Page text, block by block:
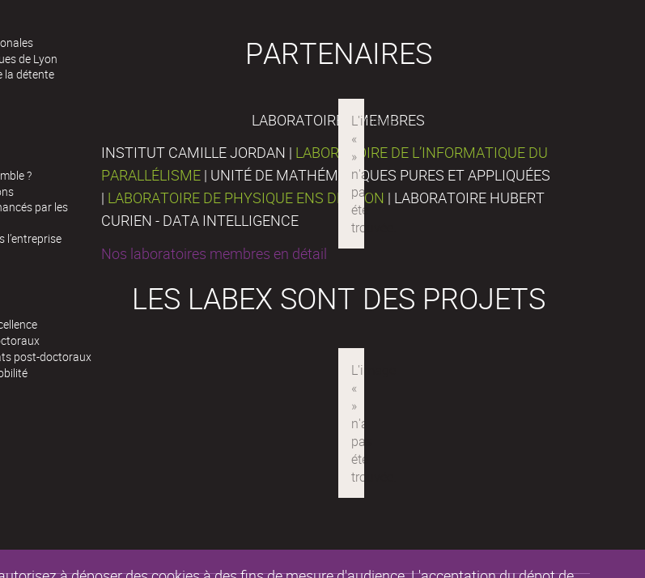
de Lyon
la détente
?
par les
l’entreprise
post-doctoraux
PARTENAIRES
LABORATOIRES MEMBRES
INSTITUT CAMILLE JORDAN | LABORATOIRE DE L’INFORMATIQUE DU
PARALLÉLISME | UNITÉ DE MATHÉMATIQUES PURES ET APPLIQUÉES
| LABORATOIRE DE PHYSIQUE ENS DE LYON | LABORATOIRE HUBERT
CURIEN - DATA INTELLIGENCE
Nos laboratoires membres en détail
LES LABEX SONT DES PROJETS